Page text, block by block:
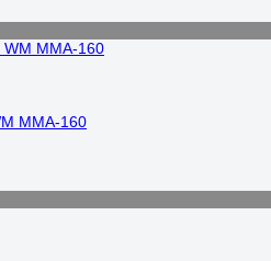
MMA-160